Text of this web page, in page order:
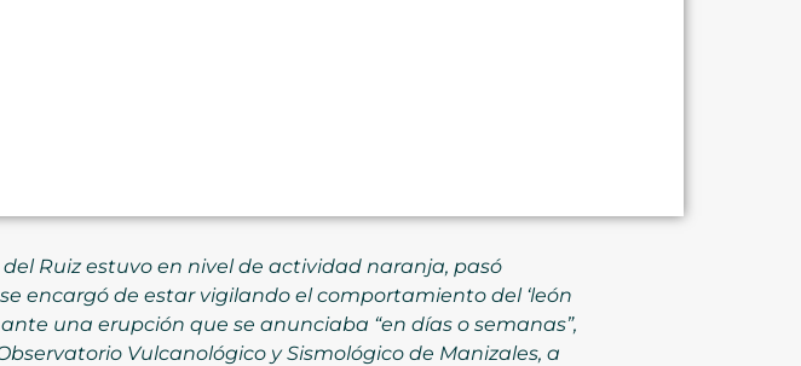
Ruiz estuvo en nivel de actividad naranja, pasó
encargó de estar vigilando el comportamiento del ‘león
una erupción que se anunciaba “en días o semanas”,
Vulcanológico y Sismológico de Manizales, a